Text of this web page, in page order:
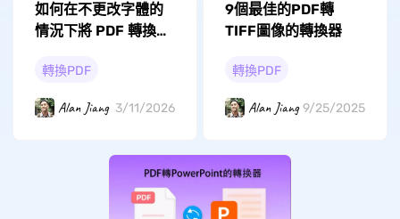
如何在不更改字體的
情況下將 PDF 轉換為
轉換PDF
Alan Jiang 3/11/2026
9個最佳的PDF轉
TIFF圖像的轉換器
轉換PDF
Alan Jiang 9/25/2025